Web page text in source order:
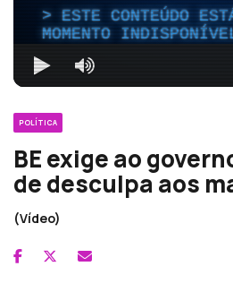
ESTE CONTEÚDO
MOMENTO
POLÍTICA
BE exige ao
de desculpa aos
(Vídeo)